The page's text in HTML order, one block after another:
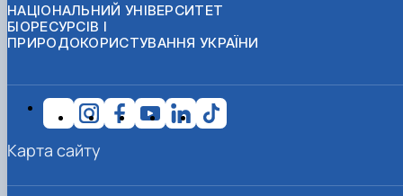
НАЦІОНАЛЬНИЙ УНІВЕРСИТЕТ
БІОРЕСУРСІВ І
ПРИРОДОКОРИСТУВАННЯ УКРАЇНИ
Карта сайту